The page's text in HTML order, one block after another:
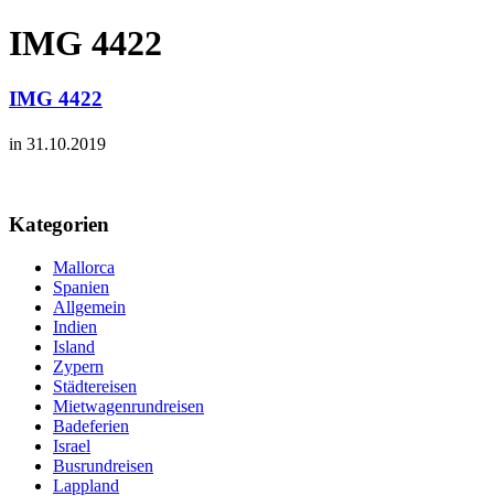
IMG 4422
IMG 4422
in 31.10.2019
Kategorien
Mallorca
Spanien
Allgemein
Indien
Island
Zypern
Städtereisen
Mietwagenrundreisen
Badeferien
Israel
Busrundreisen
Lappland